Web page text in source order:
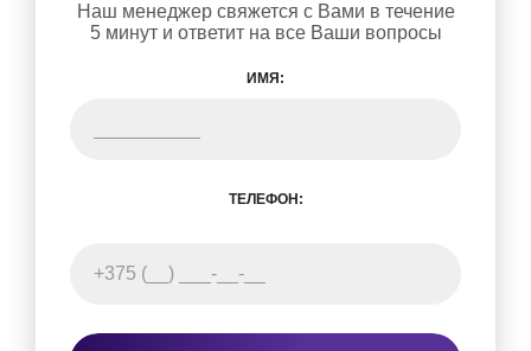
Наш менеджер свяжется с Вами в течение
5 минут и ответит на все Ваши вопросы
ИМЯ:
ТЕЛЕФОН: